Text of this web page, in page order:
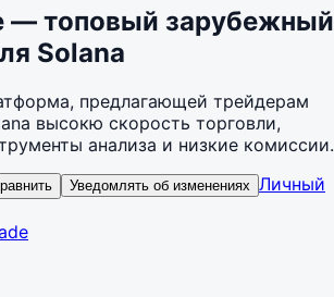
— топовый зарубежный
Solana
предлагающей трейдерам
высокю скорость торговли,
анализа и низкие комиссии.
Уведомлять об изменениях Личный